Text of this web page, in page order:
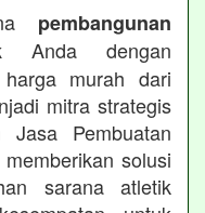
pembangunan
Anda dengan
harga murah dari
mitra strategis
Jasa Pembuatan
solusi
sarana atletik